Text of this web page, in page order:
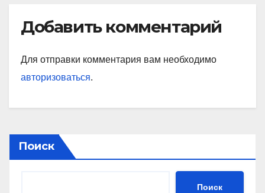
Добавить комментарий
Для отправки комментария вам необходимо
авторизоваться.
Поиск
Поиск